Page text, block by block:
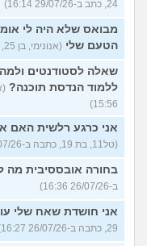
24, כתב ב-29/07/26 16:14)
מבואס שלא היה לי
הטעם שלי (אנונימי, בן 25, כתב ב-29/07/26 16:05)
שאלה לסטודנטים
ללמוד הנדסת תוכנה?
15:56)
אני כרגע רלשית האם
(טל11, בת 19, כתבה ב-26/07/26 16:47)
בחורה אובססיבית מה
ב-26/07/26 16:36)
אני חושדת שאח שלי
29, כתבה ב-26/07/26 16:27)